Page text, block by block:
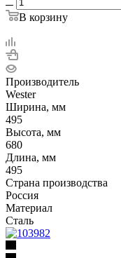
В корзину
Производитель
Wester
Ширина, мм
495
Высота, мм
680
Длина, мм
495
Страна производства
Россия
Материал
Сталь